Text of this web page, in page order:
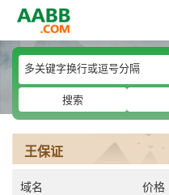
搜索
王保证
域名 价格